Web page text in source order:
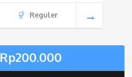
Reguler
Rp200.000